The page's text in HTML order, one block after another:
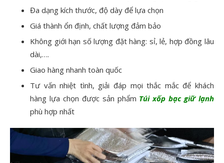
Đa dạng kích thước, độ dày để lựa chọn
Giá thành ổn định, chất lượng đảm bảo
Không giới hạn số lượng đặt hàng: sỉ, lẻ, hợp đồng lâu
dài,….
Giao hàng nhanh toàn quốc
Tư vấn nhiệt tình, giải đáp mọi thắc mắc để khách
hàng lựa chọn được sản phẩm Túi xốp bạc giữ lạnh
phù hợp nhất